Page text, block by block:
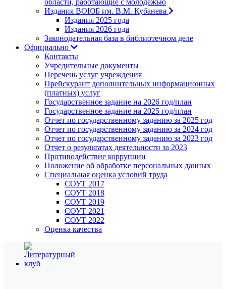
области, работающие с молодежью
Издания ВОЮБ им. В.М. Кубанева
Издания 2025 года
Издания 2026 года
Законодательная база в библиотечном деле
Официально
Контакты
Учредительные документы
Перечень услуг учреждения
Прейскурант дополнительных информационных
(платных) услуг
Государственное задание на 2026 год/план
Государственное задание на 2025 год/план
Отчет по государственному заданию за 2025 год
Отчет по государственному заданию за 2024 год
Отчет по государственному заданию за 2023 год
Отчет о результатах деятельности за 2023
Противодействие коррупции
Положение об обработке персональных данных
Специальная оценка условий труда
СОУТ 2017
СОУТ 2018
СОУТ 2019
СОУТ 2021
СОУТ 2022
Оценка качества